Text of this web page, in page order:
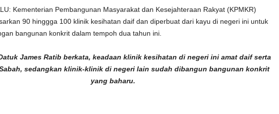
Kementerian Pembangunan Masyarakat dan Kesejahteraan Rakyat (KPMKR)
90 hinggga 100 klinik kesihatan daif dan diperbuat dari kayu di negeri ini untuk
bangunan konkrit dalam tempoh dua tahun ini.
James Ratib berkata, keadaan klinik kesihatan di negeri ini amat daif serta
sedangkan klinik-klinik di negeri lain sudah dibangun bangunan konkrit
yang baharu.